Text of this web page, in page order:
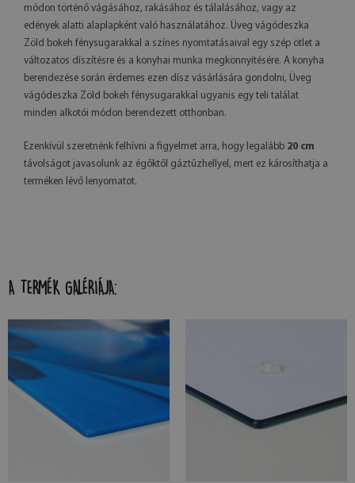
módon történő vágásához, rakásához és tálalásához, vagy az
edények alatti alaplapként való használatához. Üveg vágódeszka
Zöld bokeh fénysugarakkal a színes nyomtatásaival egy szép ötlet a
változatos díszítésre és a konyhai munka megkönnyítésére. A konyha
berendezése során érdemes ezen dísz vásárlására gondolni, Üveg
vágódeszka Zöld bokeh fénysugarakkal ugyanis egy teli találat
minden alkotói módon berendezett otthonban.
Ezenkívül szeretnénk felhívni a figyelmet arra, hogy legalább 20 cm
távolságot javasolunk az égőktől gáztűzhellyel, mert ez károsíthatja a
terméken lévő lenyomatot.
A TERMÉK GALÉRIÁJA: